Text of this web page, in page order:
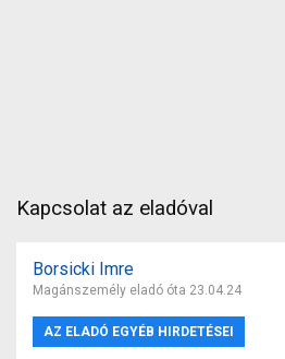
Kapcsolat az eladóval
Borsicki Imre
Magánszemély eladó óta 23.04.24
AZ ELADÓ EGYÉB HIRDETÉSEI